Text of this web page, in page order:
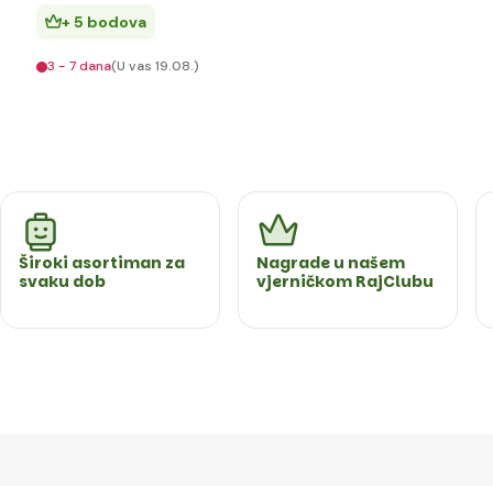
+ 5 bodova
3 - 7 dana(U vas 19.08.)
Široki asortiman za
svaku dob
Nagrade u našem
vjerničkom RajClubu